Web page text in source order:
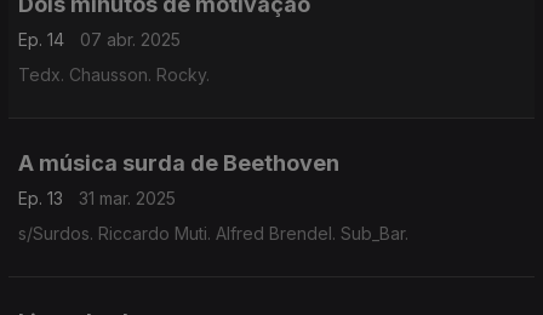
Ep. 14
07 abr. 2025
Tedx. Chausson. Rocky.
A música surda de Beethoven
Ep. 13
31 mar. 2025
s/Surdos. Riccardo Muti. Alfred Brendel. Sub_Bar.